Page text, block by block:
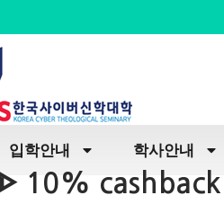
입학안내 학사안내
10%